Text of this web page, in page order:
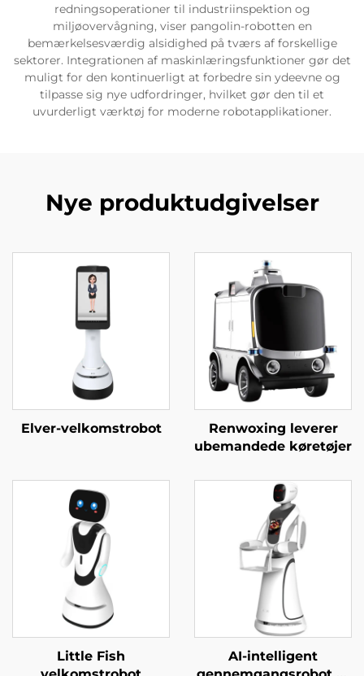
redningsoperationer til industriinspektion og
miljøovervågning, viser pangolin-robotten en
bemærkelsesværdig alsidighed på tværs af forskellige
sektorer. Integrationen af maskinlæringsfunktioner gør det
muligt for den kontinuerligt at forbedre sin ydeevne og
tilpasse sig nye udfordringer, hvilket gør den til et
uvurderligt værktøj for moderne robotapplikationer.
Nye produktudgivelser
Elver-velkomstrobot
Renwoxing leverer
ubemandede køretøjer
Little Fish
AI-intelligent